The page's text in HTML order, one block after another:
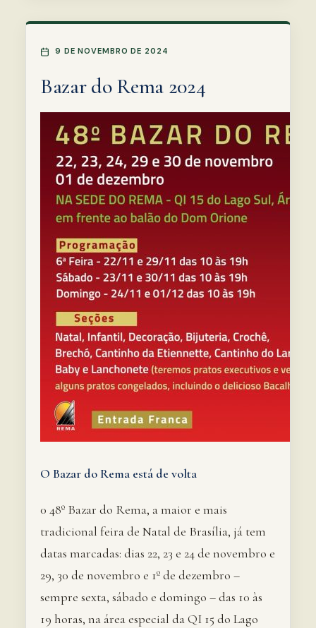
9 DE NOVEMBRO DE 2024
Bazar do Rema 2024
O Bazar do Rema está de volta
0 48º Bazar do Rema, a maior e mais
tradicional feira de Natal de Brasília, já tem
datas marcadas: dias 22, 23 e 24 de novembro e
29, 30 de novembro e 1º de dezembro –
sempre sexta, sábado e domingo – das 10 às
19 horas, na área especial da QI 15 do Lago